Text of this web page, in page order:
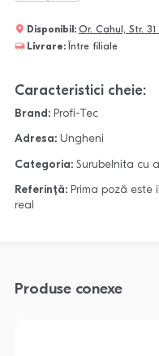
Disponibil: Or. Cahul, Str.
Livrare: Între filiale
Caracteristici cheie:
Brand: Profi-Tec
Adresa: Ungheni
Categoria: Surubelnita cu
Referință: Prima poză este
real
Produse conexe